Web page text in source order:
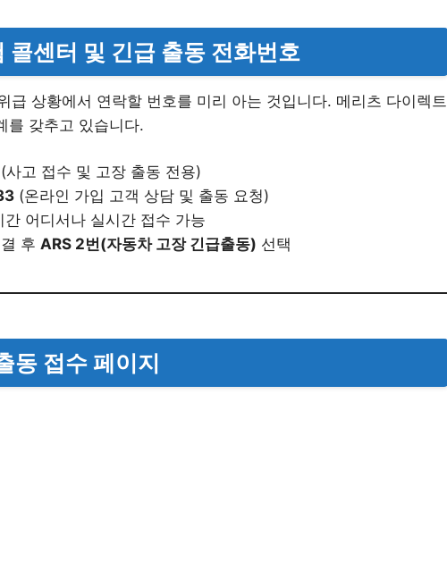
콜센터 및 긴급 출동 전화번호
급 상황에서 연락할 번호를 미리 아는 것입니다. 메리츠 다이렉트
를 갖추고 있습니다.
(사고 접수 및 고장 출동 전용)
(온라인 가입 고객 상담 및 출동 요청)
어디서나 실시간 접수 가능
후 ARS 2번(자동차 고장 긴급출동) 선택
동 접수 페이지